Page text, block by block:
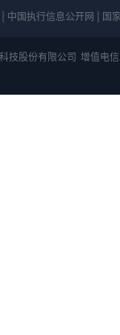
中国执行信息公开网 | 国
技股份有限公司 增值电